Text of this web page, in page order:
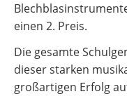
einen 2. Preis.
Die gesamte
dieser starken
großartigen Erfolg